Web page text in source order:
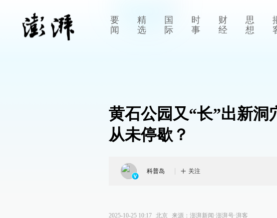
要
闻
精
选
国
际
时
事
财
经
思
想
黄石公园又“长”出新洞
从未停歇？
科普岛 关注
2025-10-25 10:17 北京 来源： 澎湃新闻·澎湃号·湃客